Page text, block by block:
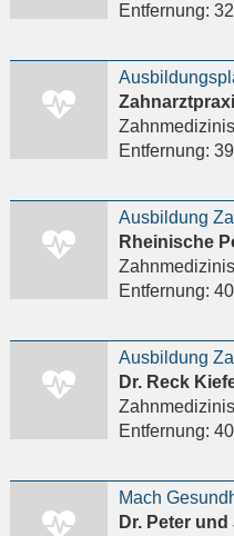
Entfernung:
Entfernung:
Entfernung:
Dr. Reck
Entfernung:
Dr. Peter